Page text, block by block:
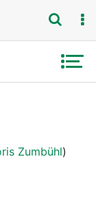
Zumbühl)